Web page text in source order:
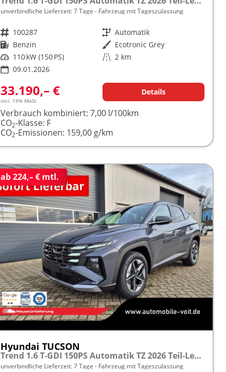
unverbindliche Lieferzeit:7 Tage Fahrzeug mit Tageszulassung
Fahrzeugnr. 100287 Getriebe Automatik
Kraftstoff Benzin Außenfarbe Ecotronic Grey
Leistung 110 kW (150 PS) Kilometerstand 2 km
09.01.2026
33.190,– €
incl. 19% MwSt.
Details
Verbrauch kombiniert: 7,00 l/100km
CO2-Klasse: F
CO2-Emissionen: 159,00 g/km
ab 224,– € mtl.
Hyundai TUCSON
Trend 1.6 T-GDI 150PS Automatik TZ 2026 Teil-Leder Sitzheizung v+h Lenkradheizung Klimaautomatik Navi Touchscreen DAB+ Apple CarPlay + Android Auto PDC Rückf.-Kamera Matrix-LED-Scheinw.
unverbindliche Lieferzeit:7 Tage Fahrzeug mit Tageszulassung